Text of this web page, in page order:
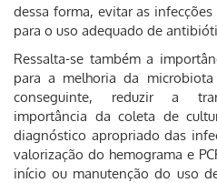
dessa forma, evitar as
para o uso adequado de
Ressalta-se também a
para a melhoria da
conseguinte, reduzir a
importância da coleta de
diagnóstico apropriado das
valorização do hemograma e
início ou manutenção do uso